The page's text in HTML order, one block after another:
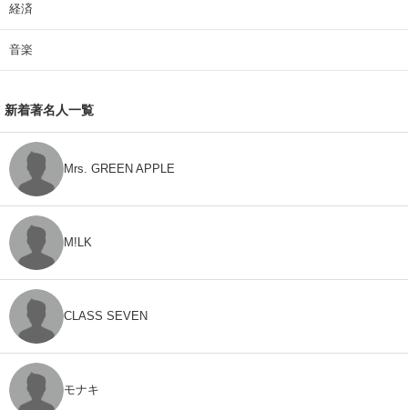
経済
音楽
新着著名人一覧
Mrs. GREEN APPLE
M!LK
CLASS SEVEN
モナキ